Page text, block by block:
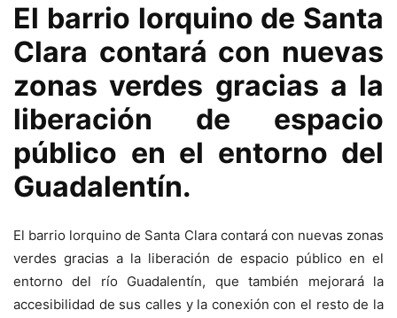
El barrio lorquino de Santa
Clara contará con nuevas
zonas verdes gracias a la
liberación de espacio
público en el entorno del
Guadalentín.
El barrio lorquino de Santa Clara contará con nuevas zonas
verdes gracias a la liberación de espacio público en el
entorno del río Guadalentín, que también mejorará la
accesibilidad de sus calles y la conexión con el resto de la